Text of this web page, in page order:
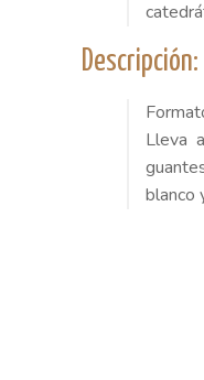
Descripción:
Lleva
blanco